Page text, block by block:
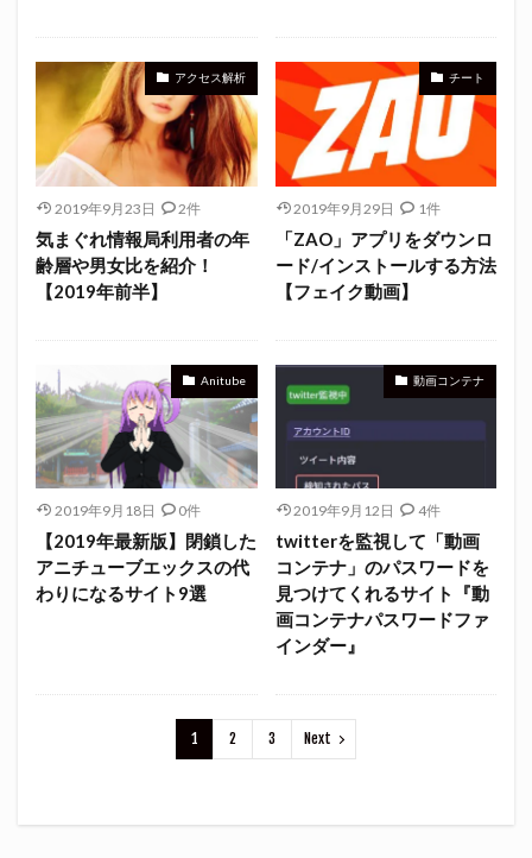
アクセス解析
2019年9月23日 2件
気まぐれ情報局利用者の年
齢層や男女比を紹介！
【2019年前半】
チート
2019年9月29日 1件
「ZAO」アプリをダウンロ
ード/インストールする方法
【フェイク動画】
Anitube
2019年9月18日 0件
【2019年最新版】閉鎖した
アニチューブエックスの代
わりになるサイト9選
動画コンテナ
2019年9月12日 4件
twitterを監視して「動画
コンテナ」のパスワードを
見つけてくれるサイト『動
画コンテナパスワードファ
インダー』
1 2 3 Next